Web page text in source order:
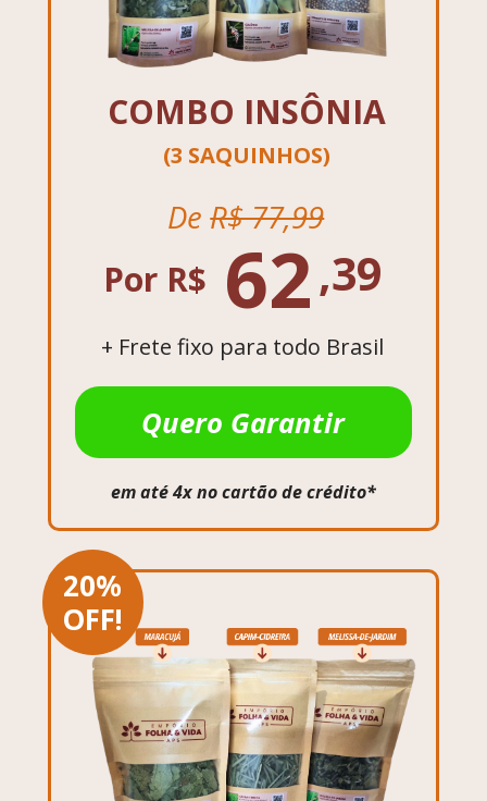
De R$ 77,99
62,39
Por R$
COMBO INSÔNIA
(3 SAQUINHOS)
+ Frete fixo para todo Brasil
em até 4x no cartão de crédito*
Quero Garantir
20%
OFF!